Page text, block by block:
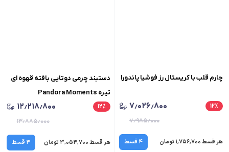
چارم قلب با کریستال رز فوشیا پاندورا
۱۲٪ ۷٫۰۲۶٫۸۰۰
۷٫۹۸۵٫۰۰۰
هر قسط ۱٬۷۵۶٬۷۰۰ تومان ۴ قسط
دستبند چرمی دوتایی بافته قهوه ای
تیره Pandora Moments
۱۲٪ ۱۲٫۲۱۸٫۸۰۰
۱۳٫۸۸۵٫۰۰۰
هر قسط ۳٬۰۵۴٬۷۰۰ تومان ۴ قسط